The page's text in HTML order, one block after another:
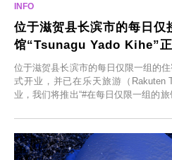
位于滋贺县长滨市的每日仅
馆“Tsunagu Yado Kihe”
位于滋贺县长滨市的每日仅限一组的住
式开业，并已在乐天旅游（Rakuten
业，我们将推出“#在每日仅限一组的
在此与重要之人共度一段难忘的特别时